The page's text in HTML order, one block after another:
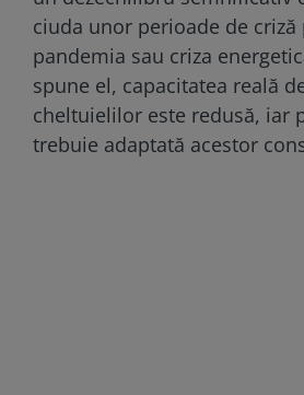
ciuda unor perioade de criză
pandemia sau criza
spune el, capacitatea reală
cheltuielilor este redusă, iar
trebuie adaptată acestor